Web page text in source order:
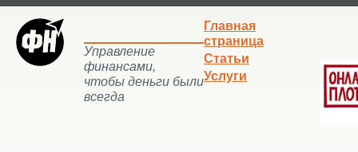
Управление
финансами,
чтобы деньги были
всегда
Главная
страница
Статьи
Услуги